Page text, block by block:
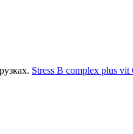
Stress B complex plus vit